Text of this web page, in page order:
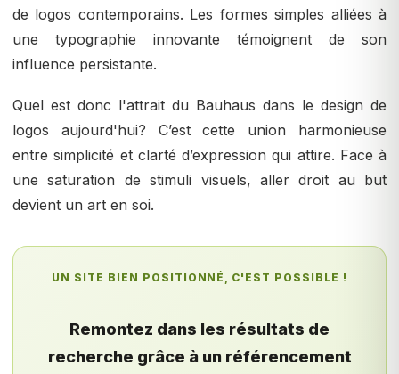
de logos contemporains. Les formes simples alliées à
une typographie innovante témoignent de son
influence persistante.
Quel est donc l'attrait du Bauhaus dans le design de
logos aujourd'hui? C’est cette union harmonieuse
entre simplicité et clarté d’expression qui attire. Face à
une saturation de stimuli visuels, aller droit au but
devient un art en soi.
UN SITE BIEN POSITIONNÉ, C'EST POSSIBLE !
Remontez dans les résultats de
recherche grâce à un référencement